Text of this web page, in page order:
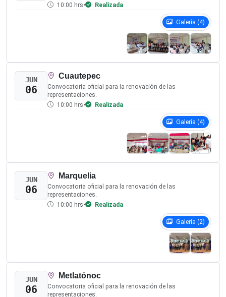
Contacto
Atención institucional, dudas y aclaraciones orientadas al
procedimiento de designación 2026.
Atención Institucional
Para dudas, comentarios o sugerencias, las personas
interesadas podrán comunicarse de manera directa al
correo electrónico de la Dirección y Coordinación de
Sistemas Normativos Pluriculturales.
DIRECTORIO DEL ÁREA
Mtro. Zenaido Ortiz Añorve